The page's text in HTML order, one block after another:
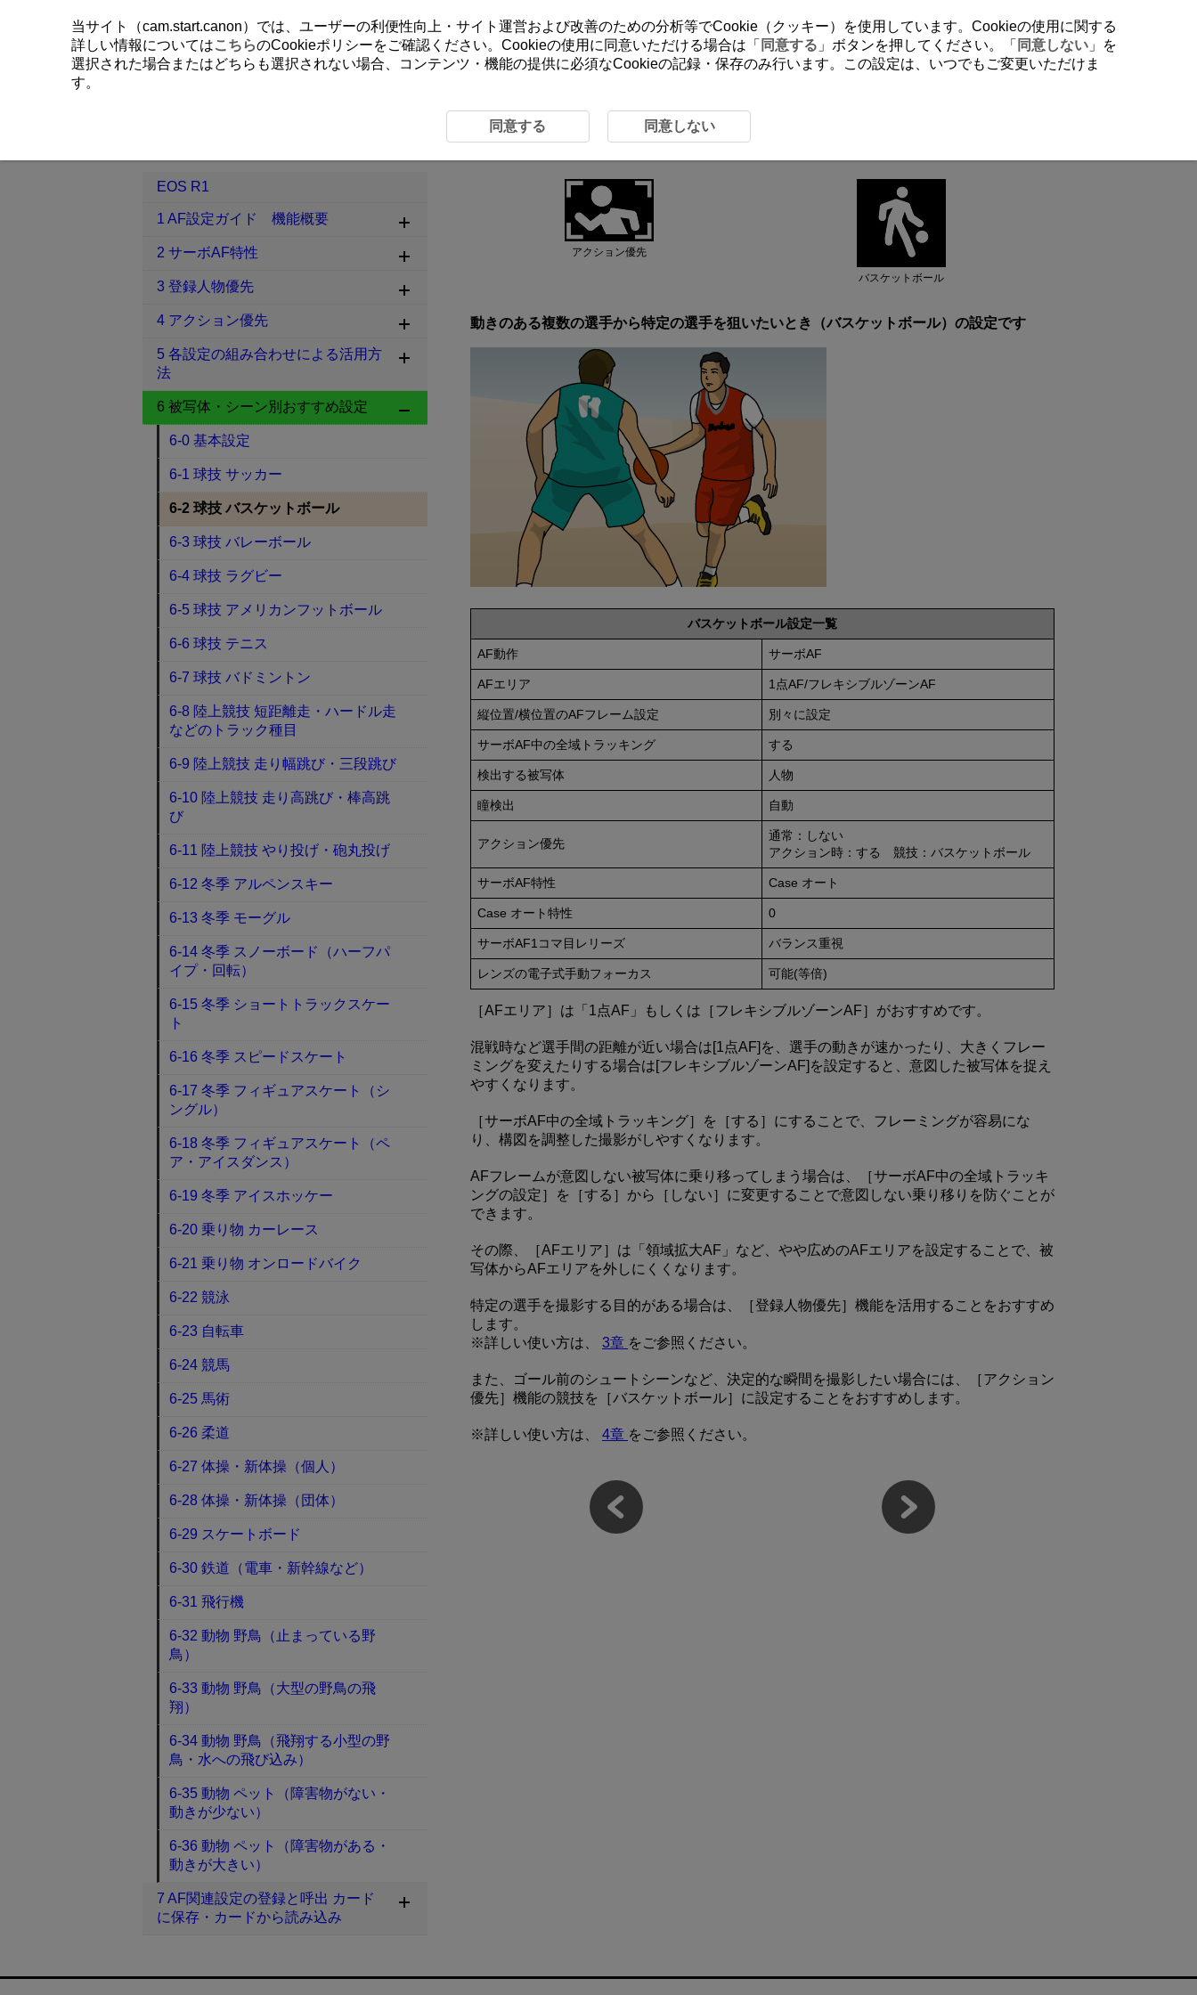
6-2 球技 バスケットボール
アクション優先
バスケットボール
動きのある複数の選手から特定の選手を狙いたいとき（バスケットボール）の設定です
バスケットボール設定一覧
AF動作 サーボAF
AFエリア 1点AF/フレキシブルゾーンAF
縦位置/横位置のAFフレーム設定 別々に設定
サーボAF中の全域トラッキング する
検出する被写体 人物
瞳検出 自動
アクション優先
通常：しない
アクション時：する 競技：バスケットボール
サーボAF特性 Case オート
Case オート特性 0
サーボAF1コマ目レリーズ バランス重視
レンズの電子式手動フォーカス 可能(等倍)
［AFエリア］は「1点AF」もしくは［フレキシブルゾーンAF］がおすすめです。
混戦時など選手間の距離が近い場合は[1点AF]を、選手の動きが速かったり、大きくフレー
ミングを変えたりする場合は[フレキシブルゾーンAF]を設定すると、意図した被写体を捉え
やすくなります。
［サーボAF中の全域トラッキング］を［する］にすることで、フレーミングが容易にな
り、構図を調整した撮影がしやすくなります。
AFフレームが意図しない被写体に乗り移ってしまう場合は、［サーボAF中の全域トラッキ
ングの設定］を［する］から［しない］に変更することで意図しない乗り移りを防ぐことが
できます。
その際、［AFエリア］は「領域拡大AF」など、やや広めのAFエリアを設定することで、被
写体からAFエリアを外しにくくなります。
特定の選手を撮影する目的がある場合は、［登録人物優先］機能を活用することをおすすめ
します。
※詳しい使い方は、 3章 をご参照ください。
また、ゴール前のシュートシーンなど、決定的な瞬間を撮影したい場合には、［アクション
優先］機能の競技を［バスケットボール］に設定することをおすすめします。
※詳しい使い方は、 4章 をご参照ください。
EOS R1
1 AF設定ガイド 機能概要
2 サーボAF特性
3 登録人物優先
4 アクション優先
5 各設定の組み合わせによる活用方
法
6 被写体・シーン別おすすめ設定
6-0 基本設定
6-1 球技 サッカー
6-2 球技 バスケットボール
6-3 球技 バレーボール
6-4 球技 ラグビー
6-5 球技 アメリカンフットボール
6-6 球技 テニス
6-7 球技 バドミントン
6-8 陸上競技 短距離走・ハードル走
などのトラック種目
6-9 陸上競技 走り幅跳び・三段跳び
6-10 陸上競技 走り高跳び・棒高跳
び
6-11 陸上競技 やり投げ・砲丸投げ
6-12 冬季 アルペンスキー
6-13 冬季 モーグル
6-14 冬季 スノーボード（ハーフパ
イプ・回転）
6-15 冬季 ショートトラックスケー
ト
6-16 冬季 スピードスケート
6-17 冬季 フィギュアスケート（シ
ングル）
6-18 冬季 フィギュアスケート（ペ
ア・アイスダンス）
6-19 冬季 アイスホッケー
6-20 乗り物 カーレース
6-21 乗り物 オンロードバイク
6-22 競泳
6-23 自転車
6-24 競馬
6-25 馬術
6-26 柔道
6-27 体操・新体操（個人）
6-28 体操・新体操（団体）
6-29 スケートボード
6-30 鉄道（電車・新幹線など）
6-31 飛行機
6-32 動物 野鳥（止まっている野
鳥）
6-33 動物 野鳥（大型の野鳥の飛
翔）
6-34 動物 野鳥（飛翔する小型の野
鳥・水への飛び込み）
6-35 動物 ペット（障害物がない・
動きが少ない）
6-36 動物 ペット（障害物がある・
動きが大きい）
7 AF関連設定の登録と呼出 カード
に保存・カードから読み込み
当サイト（cam.start.canon）では、ユーザーの利便性向上・サイト運営および改善のための分析等でCookie（クッキー）を使用しています。Cookieの使用に関する
詳しい情報についてはこちらのCookieポリシーをご確認ください。Cookieの使用に同意いただける場合は「 同意する 」ボタンを押してください。「 同意しない 」を
選択された場合またはどちらも選択されない場合、コンテンツ・機能の提供に必須なCookieの記録・保存のみ行います。この設定は、いつでもご変更いただけま
す。
同意する 同意しない